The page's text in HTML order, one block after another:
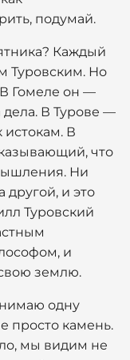
подумай.
Каждый
Туровским. Но
Гомеле он —
дела. В Турове —
истокам. В
что
Ни
другой, и это
Туровский
и
землю.
одну
просто камень.
мы видим не